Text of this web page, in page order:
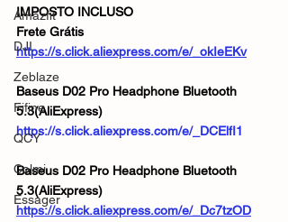
Amazfit
DJI
Zeblaze
Fifine
QCY
Colmi
Essager
IMPOSTO INCLUSO
Frete Grátis
https://s.click.aliexpress.com/e/_okIeEKv
Baseus D02 Pro Headphone Bluetooth
5.3(AliExpress)
https://s.click.aliexpress.com/e/_DCElfI1
Baseus D02 Pro Headphone Bluetooth
5.3(AliExpress)
https://s.click.aliexpress.com/e/_Dc7tzOD